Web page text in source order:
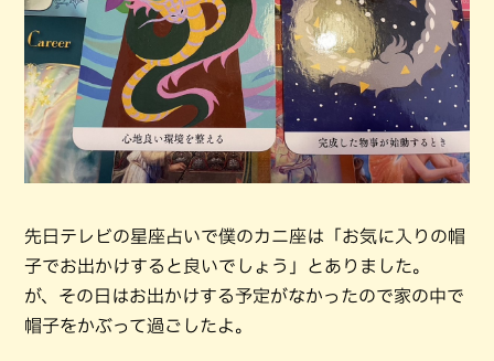
先日テレビの星座占いで僕のカニ座は「お気に入りの帽
子でお出かけすると良いでしょう」とありました。
が、その日はお出かけする予定がなかったので家の中で
帽子をかぶって過ごしたよ。